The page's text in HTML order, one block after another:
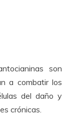
son
a combatir los
del daño y
crónicas.